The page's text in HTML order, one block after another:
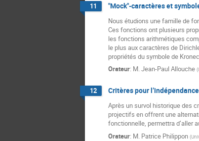
11 "Mock"-caractères et
Nous étudions une famille de
Ces fonctions ont plusieurs
les fonctions arithmétiques
le plus aux caractères de
propriétés du symbole de
Orateur: M.Jean-Paul Allouche (
12 Critères pour
Après un survol historique des
projectifs en offrent une
fonctionnelle, permettra d’aller
Orateur: M. Patrice Philippon (